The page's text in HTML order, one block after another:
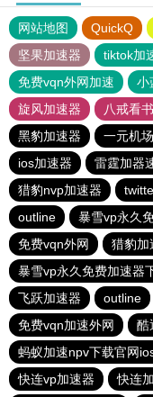
网站地图 QuickQ
坚果加速器
tiktok加
免费vqn外网加速
小
旋风加速器
八戒看书
黑豹加速器
一元机场
ios加速器
雷霆加器
猎豹nvp加速器
outline
暴雪vp永久
免费vqn外网
猎豹加
暴雪vp永久免费加速器
飞跃加速器
outline
免费vqn加速外网
酷
蚂蚁加速npv下载官网
快连vp加速器
快连